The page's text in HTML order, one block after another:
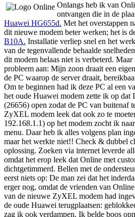
Onlangs heb ik van
ontvangen die in de
Huawei HG655d. Met het overstappen
dit nieuwe modem beter werken; het is
B10A. Installatie verliep snel en het
van de tegenvallende behaalde
dit modem helaas niet is verbeterd.
probleem aan: Mijn zoon draait een
de PC waarop de server draait,
Om te beginnen had ik deze PC al een
het oude Huawei modem zette ik op dat
(26656) open zodat de PC van buitenaf
ZyXEL modem leek dat ook zo te
192.168.1.1) op het modem zocht ik
menu. Daar heb ik alles volgens plan
maar het werkte niet!! Check & dubbel
oplossing. Zoeken via internet leverde
omdat het erop leek dat Online met
dichtgetimmerd. Bellen met de
eerst niets op: De man zei dat het
erger nog, omdat de vrienden van
van de nieuwe ZyXEL modem had
de oude Huawei terugplaatsen:
zag ik ook verdampen. Ik belde boos